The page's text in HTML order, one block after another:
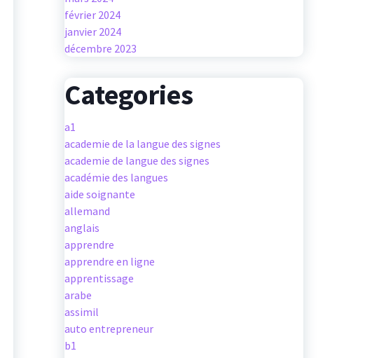
février 2024
janvier 2024
décembre 2023
Categories
a1
academie de la langue des signes
academie de langue des signes
académie des langues
aide soignante
allemand
anglais
apprendre
apprendre en ligne
apprentissage
arabe
assimil
auto entrepreneur
b1